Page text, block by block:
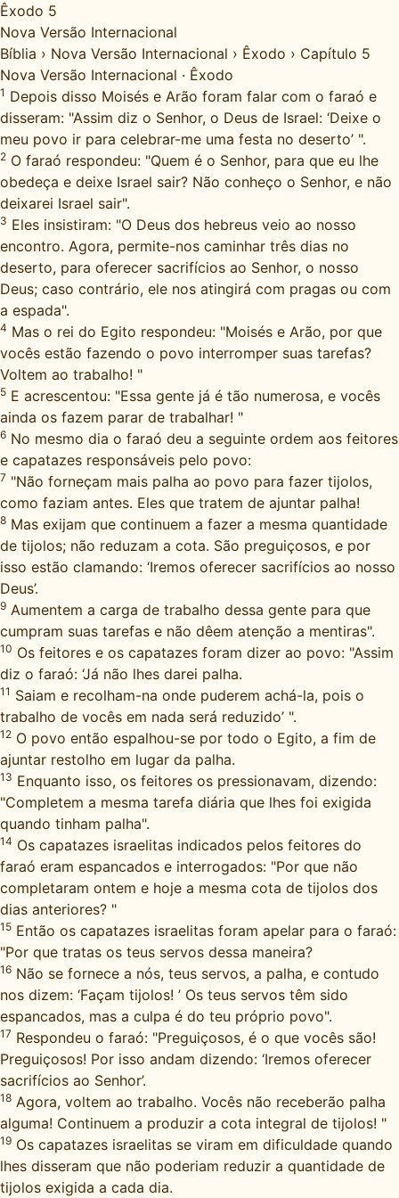
Êxodo 5
Nova Versão Internacional
Bíblia › Nova Versão Internacional › Êxodo › Capítulo 5
Nova Versão Internacional · Êxodo
1 Depois disso Moisés e Arão foram falar com o faraó e
disseram: "Assim diz o Senhor, o Deus de Israel: ‘Deixe o
meu povo ir para celebrar-me uma festa no deserto’ ".
2 O faraó respondeu: "Quem é o Senhor, para que eu lhe
obedeça e deixe Israel sair? Não conheço o Senhor, e não
deixarei Israel sair".
3 Eles insistiram: "O Deus dos hebreus veio ao nosso
encontro. Agora, permite-nos caminhar três dias no
deserto, para oferecer sacrifícios ao Senhor, o nosso
Deus; caso contrário, ele nos atingirá com pragas ou com
a espada".
4 Mas o rei do Egito respondeu: "Moisés e Arão, por que
vocês estão fazendo o povo interromper suas tarefas?
Voltem ao trabalho! "
5 E acrescentou: "Essa gente já é tão numerosa, e vocês
ainda os fazem parar de trabalhar! "
6 No mesmo dia o faraó deu a seguinte ordem aos feitores
e capatazes responsáveis pelo povo:
7 "Não forneçam mais palha ao povo para fazer tijolos,
como faziam antes. Eles que tratem de ajuntar palha!
8 Mas exijam que continuem a fazer a mesma quantidade
de tijolos; não reduzam a cota. São preguiçosos, e por
isso estão clamando: ‘Iremos oferecer sacrifícios ao nosso
Deus’.
9 Aumentem a carga de trabalho dessa gente para que
cumpram suas tarefas e não dêem atenção a mentiras".
10 Os feitores e os capatazes foram dizer ao povo: "Assim
diz o faraó: ‘Já não lhes darei palha.
11 Saiam e recolham-na onde puderem achá-la, pois o
trabalho de vocês em nada será reduzido’ ".
12 O povo então espalhou-se por todo o Egito, a fim de
ajuntar restolho em lugar da palha.
13 Enquanto isso, os feitores os pressionavam, dizendo:
"Completem a mesma tarefa diária que lhes foi exigida
quando tinham palha".
14 Os capatazes israelitas indicados pelos feitores do
faraó eram espancados e interrogados: "Por que não
completaram ontem e hoje a mesma cota de tijolos dos
dias anteriores? "
15 Então os capatazes israelitas foram apelar para o faraó:
"Por que tratas os teus servos dessa maneira?
16 Não se fornece a nós, teus servos, a palha, e contudo
nos dizem: ‘Façam tijolos! ’ Os teus servos têm sido
espancados, mas a culpa é do teu próprio povo".
17 Respondeu o faraó: "Preguiçosos, é o que vocês são!
Preguiçosos! Por isso andam dizendo: ‘Iremos oferecer
sacrifícios ao Senhor’.
18 Agora, voltem ao trabalho. Vocês não receberão palha
alguma! Continuem a produzir a cota integral de tijolos! "
19 Os capatazes israelitas se viram em dificuldade quando
lhes disseram que não poderiam reduzir a quantidade de
tijolos exigida a cada dia.